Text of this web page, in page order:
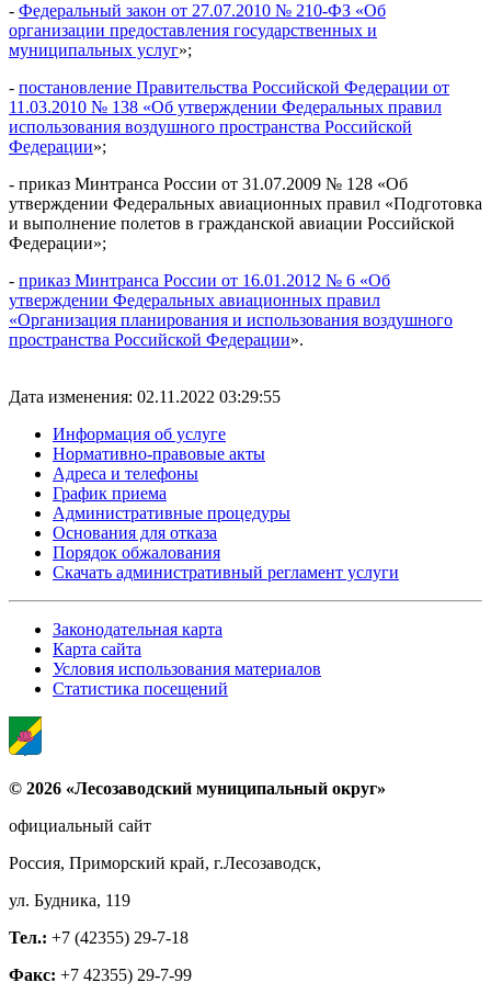
- Федеральный закон от 27.07.2010 № 210-ФЗ «Об
организации предоставления государственных и
муниципальных услуг»;
- постановление Правительства Российской Федерации от
11.03.2010 № 138 «Об утверждении Федеральных правил
использования воздушного пространства Российской
Федерации»;
- приказ Минтранса России от 31.07.2009 № 128 «Об
утверждении Федеральных авиационных правил «Подготовка
и выполнение полетов в гражданской авиации Российской
Федерации»;
- приказ Минтранса России от 16.01.2012 № 6 «Об
утверждении Федеральных авиационных правил
«Организация планирования и использования воздушного
пространства Российской Федерации».
Дата изменения: 02.11.2022 03:29:55
Информация об услуге
Нормативно-правовые акты
Адреса и телефоны
График приема
Административные процедуры
Основания для отказа
Порядок обжалования
Скачать административный регламент услуги
Законодательная карта
Карта сайта
Условия использования материалов
Статистика посещений
© 2026 «Лесозаводский муниципальный округ»
официальный сайт
Россия, Приморский край, г.Лесозаводск,
ул. Будника, 119
Тел.: +7 (42355) 29-7-18
Факс: +7 42355) 29-7-99